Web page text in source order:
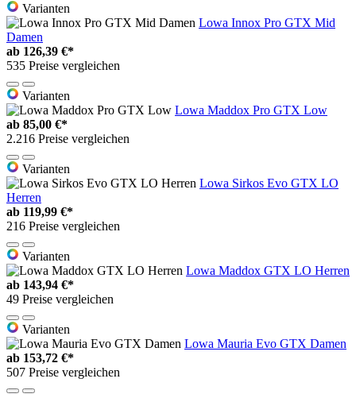
Varianten
Lowa Innox Pro GTX Mid
Damen
ab 126,39 €*
535 Preise vergleichen
Varianten
Lowa Maddox Pro GTX Low
ab 85,00 €*
2.216 Preise vergleichen
Varianten
Lowa Sirkos Evo GTX LO
Herren
ab 119,99 €*
216 Preise vergleichen
Varianten
Lowa Maddox GTX LO Herren
ab 143,94 €*
49 Preise vergleichen
Varianten
Lowa Mauria Evo GTX Damen
ab 153,72 €*
507 Preise vergleichen